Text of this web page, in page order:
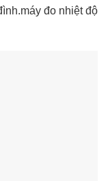
đo nhiệt độ